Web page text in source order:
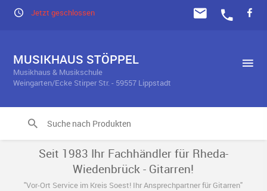
Jetzt geschlossen
MUSIKHAUS STÖPPEL
Musikhaus & Musikschule
Weingarten/Ecke Stirper Str. - 59557 Lippstadt
Seit 1983 Ihr Fachhändler für Rheda-
Wiedenbrück - Gitarren!
"Vor-Ort Service im Kreis Soest! Ihr Ansprechpartner für Gitarren"